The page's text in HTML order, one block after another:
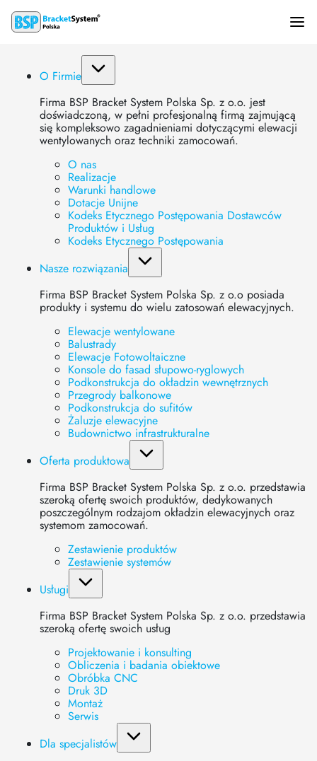
O Firmie
Firma BSP Bracket System Polska Sp. z o.o. jest
doświadczoną, w pełni profesjonalną firmą zajmującą
się kompleksowo zagadnieniami dotyczącymi elewacji
wentylowanych oraz techniki zamocowań.
O nas
Realizacje
Warunki handlowe
Dotacje Unijne
Kodeks Etycznego Postępowania Dostawców
Produktów i Usług
Kodeks Etycznego Postępowania
Nasze rozwiązania
Firma BSP Bracket System Polska Sp. z o.o posiada
produkty i systemu do wielu zatosowań elewacyjnych.
Elewacje wentylowane
Balustrady
Elewacje Fotowoltaiczne
Konsole do fasad słupowo-ryglowych
Podkonstrukcja do okładzin wewnętrznych
Przegrody balkonowe
Podkonstrukcja do sufitów
Żaluzje elewacyjne
Budownictwo infrastrukturalne
Oferta produktowa
Firma BSP Bracket System Polska Sp. z o.o. przedstawia
szeroką ofertę swoich produktów, dedykowanych
poszczególnym rodzajom okładzin elewacyjnych oraz
systemom zamocowań.
Zestawienie produktów
Zestawienie systemów
Usługi
Firma BSP Bracket System Polska Sp. z o.o. przedstawia
szeroką ofertę swoich usług
Projektowanie i konsulting
Obliczenia i badania obiektowe
Obróbka CNC
Druk 3D
Montaż
Serwis
Dla specjalistów
Centrum Handlowe Ferio w
Warszawie
Strona główna»Realizacje»Centrum Handlowe Ferio w Warszawie
Wykorzystane systemy BSP:
System BSP KWRY
System BSP KW
Wykorzystane typy paneli:
Kasety aluminiowe